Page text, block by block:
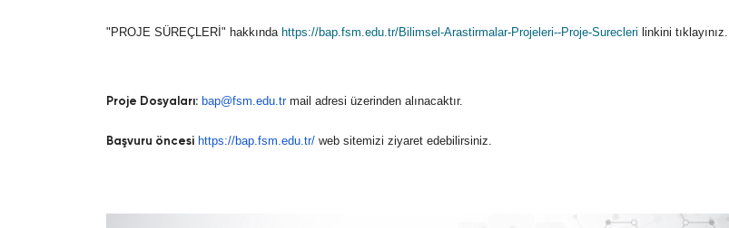
"PROJE SÜREÇLERİ" hakkında https://bap.fsm.edu.tr/Bilimsel-Arastirmalar-Projeleri--Proje-Surecleri linkini tıklayınız.
Proje Dosyaları: bap@fsm.edu.trmail adresi üzerinden alınacaktır.
Başvuru öncesi https://bap.fsm.edu.tr/ web sitemizi ziyaret edebilirsiniz.